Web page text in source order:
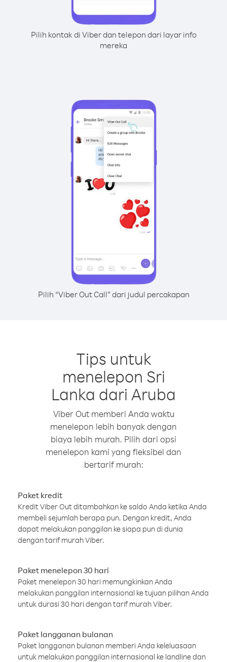
Pilih kontak di Viber dan telepon dari layar info
mereka
Pilih “Viber Out Call” dari judul percakapan
Tips untuk
menelepon Sri
Lanka dari Aruba
Viber Out memberi Anda waktu
menelepon lebih banyak dengan
biaya lebih murah. Pilih dari opsi
menelepon kami yang fleksibel dan
bertarif murah:
Paket kredit
Kredit Viber Out ditambahkan ke saldo Anda ketika Anda
membeli sejumlah berapa pun. Dengan kredit, Anda
dapat melakukan panggilan ke siapa pun di dunia
dengan tarif murah Viber.
Paket menelepon 30 hari
Paket menelepon 30 hari memungkinkan Anda
melakukan panggilan internasional ke tujuan pilihan Anda
untuk durasi 30 hari dengan tarif murah Viber.
Paket langganan bulanan
Paket langganan bulanan memberi Anda keleluasaan
untuk melakukan panggilan internasional ke landline dan